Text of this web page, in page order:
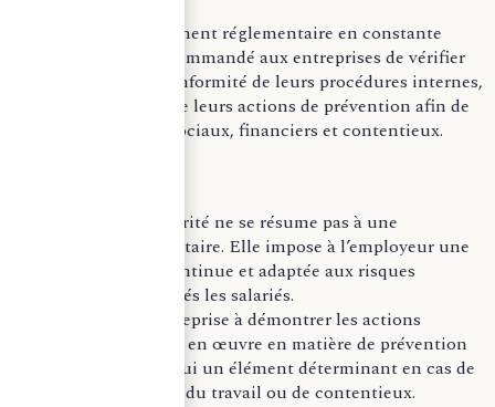
Dans un environnement réglementaire en constante
évolution, il est recommandé aux entreprises de vérifier
régulièrement la conformité de leurs procédures internes,
de leur DUERP et de leurs actions de prévention afin de
limiter les risques sociaux, financiers et contentieux.
L’obligation de sécurité ne se résume pas à une
obligation documentaire. Elle impose à l’employeur une
démarche active, continue et adaptée aux risques
auxquels sont exposés les salariés.
La capacité de l’entreprise à démontrer les actions
concrètement mises en œuvre en matière de prévention
constitue aujourd’hui un élément déterminant en cas de
contrôle, d’accident du travail ou de contentieux.